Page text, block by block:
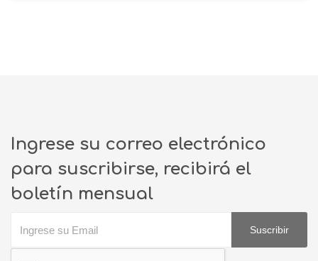
Ingrese su correo electrónico
para suscribirse, recibirá el
boletín mensual
Suscribir